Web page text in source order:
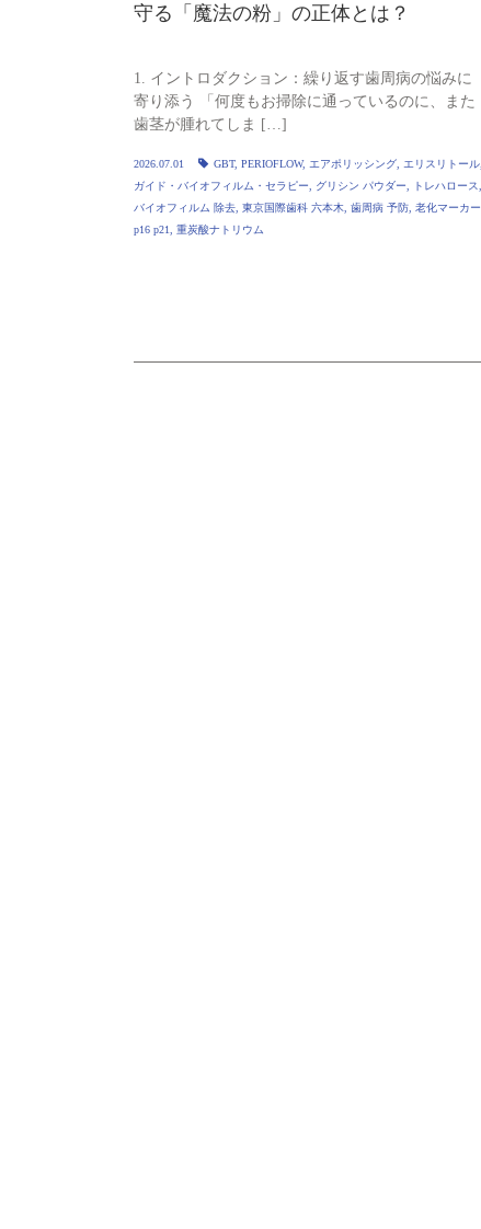
守る「魔法の粉」の正体とは？
1. イントロダクション：繰り返す歯周病の悩みに
寄り添う 「何度もお掃除に通っているのに、また
歯茎が腫れてしま […]
2026.07.01 GBT, PERIOFLOW, エアポリッシング エリスリトール
ガイド・バイオフィルム・セラピー
グリシン パウダー トレハロース
バイオフィルム 除去 東京国際歯科 六本木 歯周病 予防 老化マーカー
p16 p21
重炭酸ナトリウム